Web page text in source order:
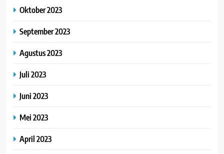
Oktober 2023
September 2023
Agustus 2023
Juli 2023
Juni 2023
Mei 2023
April 2023